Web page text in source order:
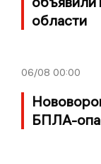
области
06/08 00:00
БПЛА-